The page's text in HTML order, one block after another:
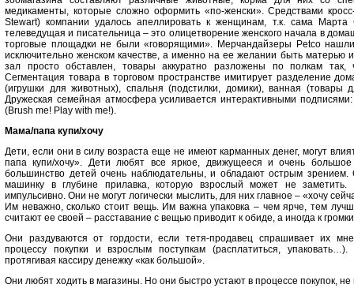
медикаменты, которые сложно оформить «по-женски». Средствами
Stewart) компании удалось апеллировать к женщинам, т.к. сама Марта
телеведущая и писательница – это олицетворение женского начала в
торговые площадки не были «говорящими». Мерчандайзеры Petco
исключительно женском качестве, а именно на ее желании быть матерью
зал просто обставлен, товары аккуратно разложены по полкам так,
Сегментация товара в торговом пространстве имитирует разделение
(игрушки для животных), спальня (подстилки, домики), ванная
Дружеская семейная атмосфера усиливается интерактивными
(Brush me! Play with me!).
Мама/папа купи/хочу
Дети, если они в силу возраста еще не имеют карманных денег, могут
папа купи/хочу». Дети любят все яркое, движущееся и очень
большинство детей очень наблюдательны, и обладают острым зрением.
машинку в глубине прилавка, которую взрослый может не
импульсивно. Они не могут логически мыслить, для них главное – «хочу
Им неважно, сколько стоит вещь. Им важна упаковка – чем ярче, тем
считают ее своей – расставание с вещью приводит к обиде, а иногда к
Они раздуваются от гордости, если тетя-продавец спрашивает их
процессу покупки и взрослым поступкам (расплатиться,
протягивая кассиру денежку «как большой».
Они любят ходить в магазины. Но они быстро устают в процессе покупок, не